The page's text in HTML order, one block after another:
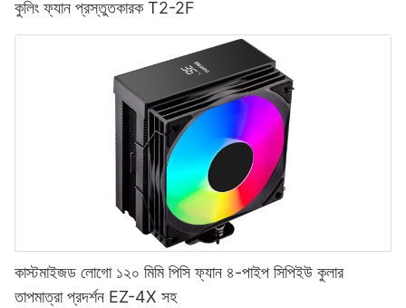
কুলিং ফ্যান প্রস্তুতকারক T2-2F
কাস্টমাইজড লোগো ১২০ মিমি পিসি ফ্যান ৪-পাইপ সিপিইউ কুলার
তাপমাত্রা প্রদর্শন EZ-4X সহ